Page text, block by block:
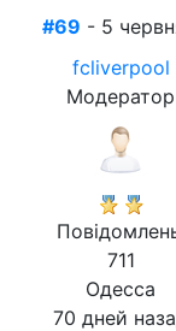
#69 - 5
fcliverpool
Модератор
711
Одесса
70 дней